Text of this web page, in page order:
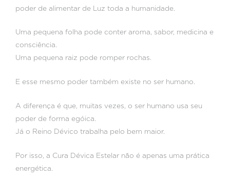
poder de alimentar de Luz toda a humanidade.
Uma pequena folha pode conter aroma, sabor, medicina e
consciência.
Uma pequena raiz pode romper rochas.
E esse mesmo poder também existe no ser humano.
A diferença é que, muitas vezes, o ser humano usa seu
poder de forma egóica.
Já o Reino Dévico trabalha pelo bem maior.
Por isso, a Cura Dévica Estelar não é apenas uma prática
energética.